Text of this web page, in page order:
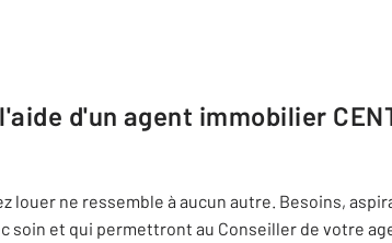
d'un agent immobilier
louer ne ressemble à aucun autre. Besoins,
et qui permettront au Conseiller de votre